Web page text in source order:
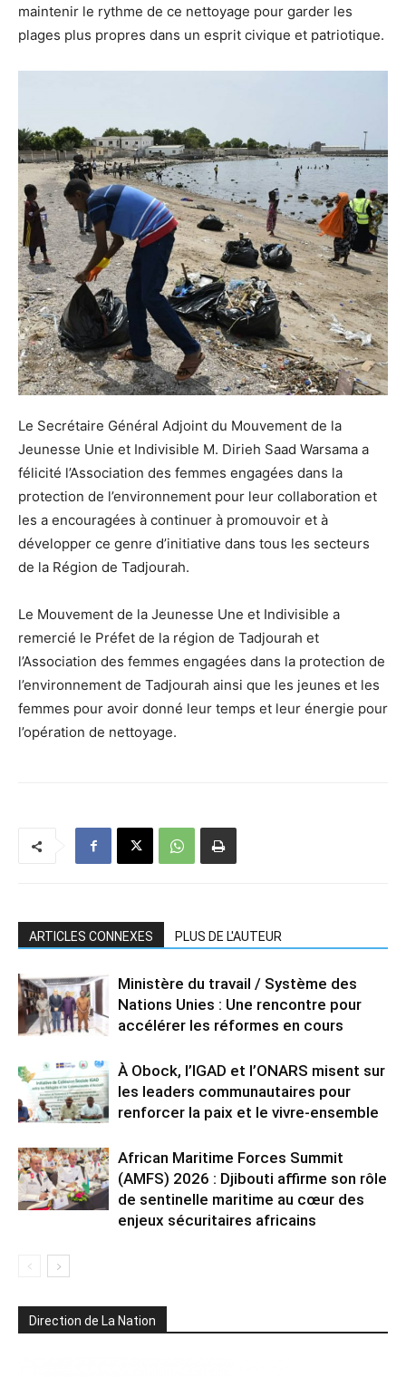
maintenir le rythme de ce nettoyage pour garder les
plages plus propres dans un esprit civique et patriotique.
Le Secrétaire Général Adjoint du Mouvement de la
Jeunesse Unie et Indivisible M. Dirieh Saad Warsama a
félicité l’Association des femmes engagées dans la
protection de l’environnement pour leur collaboration et
les a encouragées à continuer à promouvoir et à
développer ce genre d’initiative dans tous les secteurs
de la Région de Tadjourah.
Le Mouvement de la Jeunesse Une et Indivisible a
remercié le Préfet de la région de Tadjourah et
l’Association des femmes engagées dans la protection de
l’environnement de Tadjourah ainsi que les jeunes et les
femmes pour avoir donné leur temps et leur énergie pour
l’opération de nettoyage.
ARTICLES CONNEXES PLUS DE L'AUTEUR
Ministère du travail / Système des
Nations Unies : Une rencontre pour
accélérer les réformes en cours
À Obock, l’IGAD et l’ONARS misent sur
les leaders communautaires pour
renforcer la paix et le vivre-ensemble
African Maritime Forces Summit
(AMFS) 2026 : Djibouti affirme son rôle
de sentinelle maritime au cœur des
enjeux sécuritaires africains
Direction de La Nation